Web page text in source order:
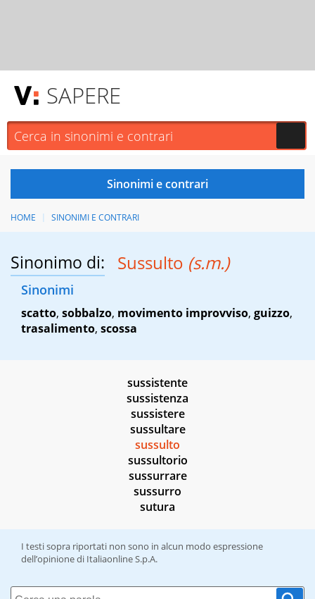
SAPERE
HOME SINONIMI E CONTRARI
Sinonimo di: Sussulto (s.m.)
Sinonimi
scatto, sobbalzo, movimento improvviso, guizzo,
trasalimento, scossa
sussistente
sussistenza
sussistere
sussultare
sussulto
sussultorio
sussurrare
sussurro
sutura
I testi sopra riportati non sono in alcun modo espressione
dell’opinione di Italiaonline S.p.A.